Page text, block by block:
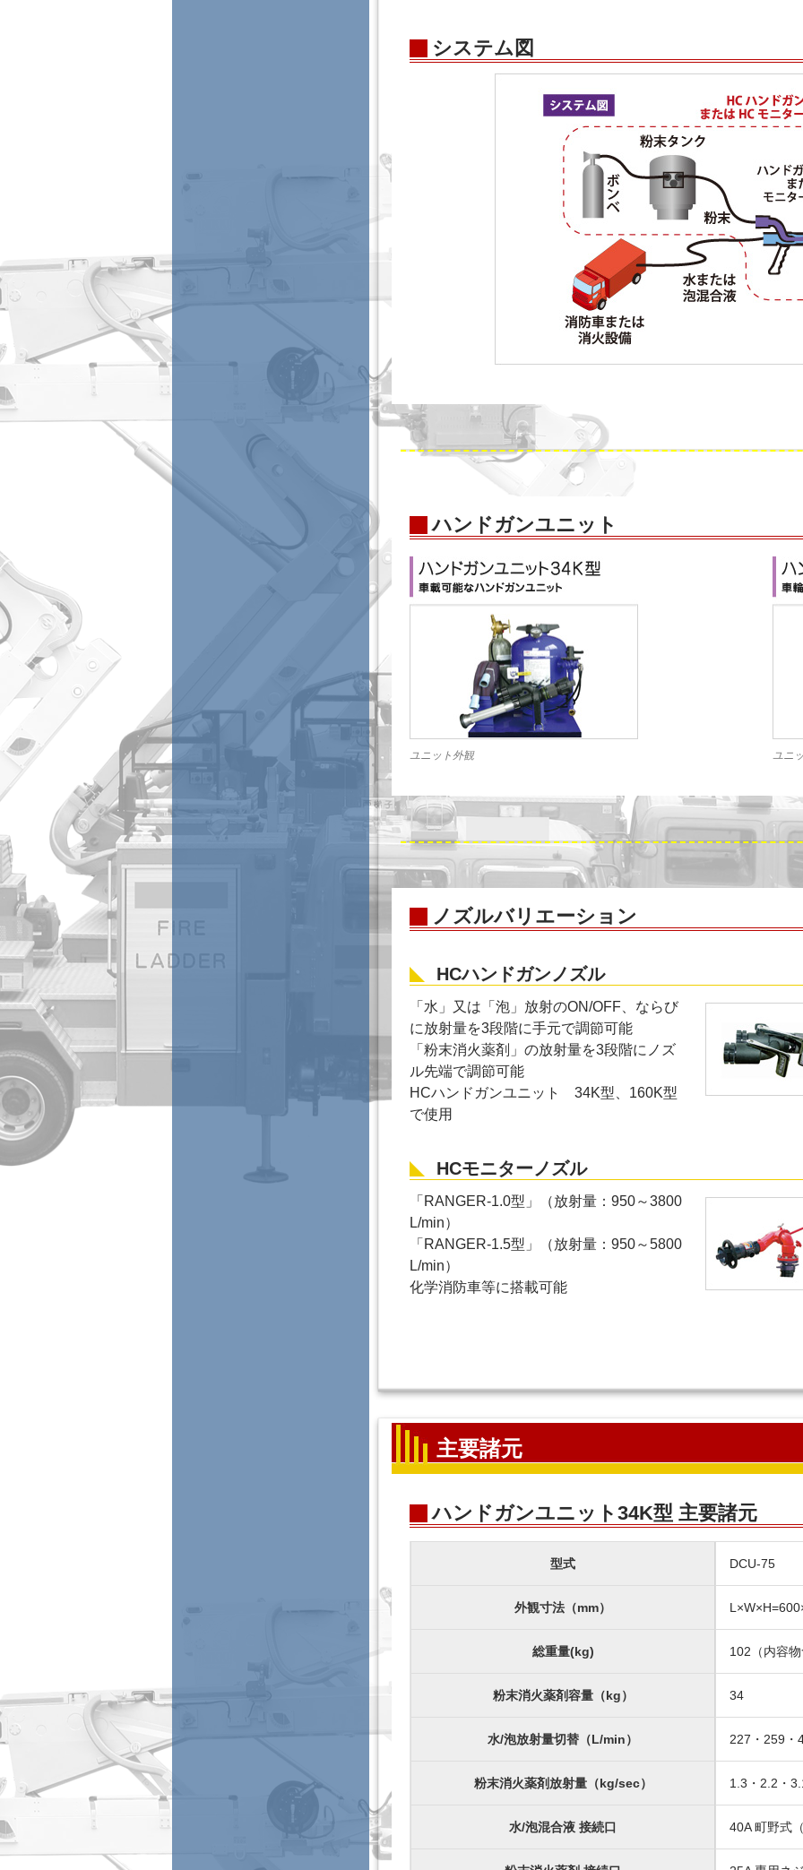
システム図
ハンドガンユニット
ユニット外観 ユニ
ノズルバリエーション
HCハンドガンノズル
「水」又は「泡」放射のON/OFF、ならび
に放射量を3段階に手元で調節可能
「粉末消火薬剤」の放射量を3段階にノズ
ル先端で調節可能
HCハンドガンユニット 34K型、160K型
で使用
HCモニターノズル
「RANGER-1.0型」（放射量：950～3800
L/min）
「RANGER-1.5型」（放射量：950～5800
L/min）
化学消防車等に搭載可能
主要諸元
ハンドガンユニット34K型 主要諸元
型式 DCU-75
外観寸法（mm）
総重量(kg) 102（内容
粉末消火薬剤容量（kg） 34
水/泡放射量切替（L/min） 227・259・
粉末消火薬剤放射量（kg/sec） 1.3・2.2・
水/泡混合液 接続口 40A 町野式